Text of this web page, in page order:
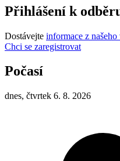
Přihlášení k
Dostávejte informace z našeho
Chci se zaregistrovat
Počasí
dnes, čtvrtek 6. 8. 2026